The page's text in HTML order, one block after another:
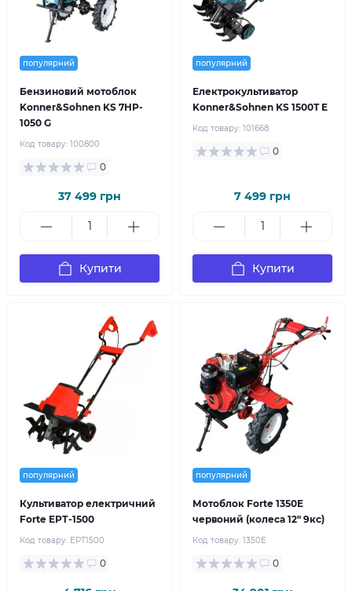
популярний
Бензиновий мотоблок
Konner&Sohnen KS 7HP-
1050 G
Код товару: 100800
0
37 499 грн
Купити
популярний
Електрокультиватор
Konner&Sohnen KS 1500T E
Код товару: 101668
0
7 499 грн
Купити
популярний
Культиватор електричний
Forte ЕРТ-1500
Код товару: ЕРТ1500
0
популярний
Мотоблок Forte 1350Е
червоний (колеса 12" 9кс)
Код товару: 1350Е
0